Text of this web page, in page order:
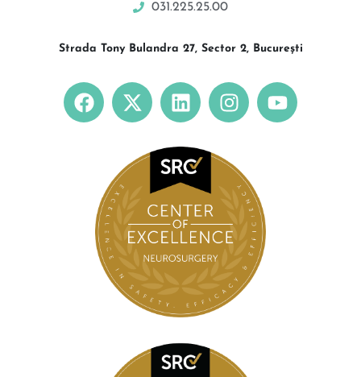
031.225.25.00
Strada Tony Bulandra 27, Sector 2, București